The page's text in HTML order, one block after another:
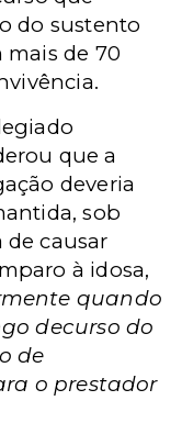
do sustento
de 70
que a
deveria
sob
de causar
à idosa,
quando
decurso do
de
o prestador